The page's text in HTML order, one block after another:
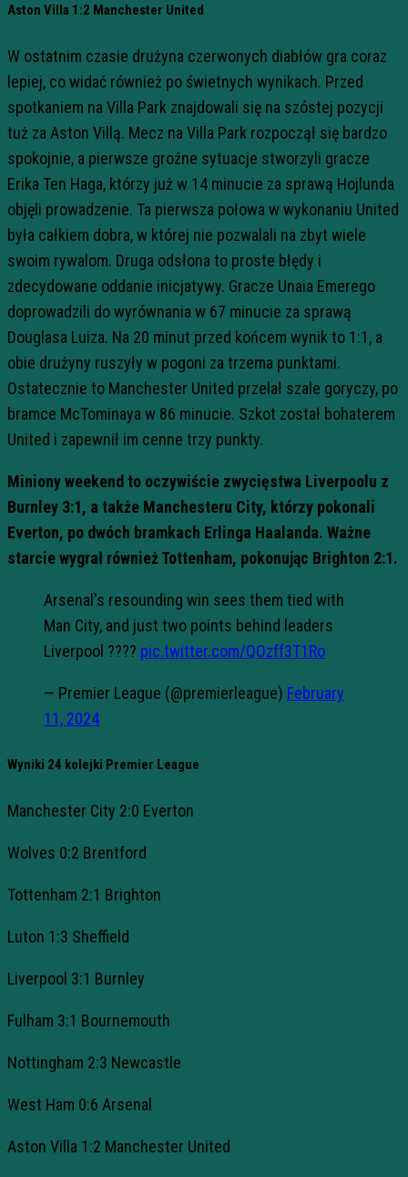
Aston Villa 1:2 Manchester United
W ostatnim czasie drużyna czerwonych diabłów gra coraz
lepiej, co widać również po świetnych wynikach. Przed
spotkaniem na Villa Park znajdowali się na szóstej pozycji
tuż za Aston Villą. Mecz na Villa Park rozpoczął się bardzo
spokojnie, a pierwsze groźne sytuacje stworzyli gracze
Erika Ten Haga, którzy już w 14 minucie za sprawą Hojlunda
objęli prowadzenie. Ta pierwsza połowa w wykonaniu United
była całkiem dobra, w której nie pozwalali na zbyt wiele
swoim rywalom. Druga odsłona to proste błędy i
zdecydowane oddanie inicjatywy. Gracze Unaia Emerego
doprowadzili do wyrównania w 67 minucie za sprawą
Douglasa Luiza. Na 20 minut przed końcem wynik to 1:1, a
obie drużyny ruszyły w pogoni za trzema punktami.
Ostatecznie to Manchester United przelał szale goryczy, po
bramce McTominaya w 86 minucie. Szkot został bohaterem
United i zapewnił im cenne trzy punkty.
Miniony weekend to oczywiście zwycięstwa Liverpoolu z
Burnley 3:1, a także Manchesteru City, którzy pokonali
Everton, po dwóch bramkach Erlinga Haalanda. Ważne
starcie wygrał również Tottenham, pokonując Brighton 2:1.
Arsenal's resounding win sees them tied with
Man City, and just two points behind leaders
Liverpool ???? pic.twitter.com/QOzff3T1Ro
— Premier League (@premierleague) February
11, 2024
Wyniki 24 kolejki Premier League
Manchester City 2:0 Everton
Wolves 0:2 Brentford
Tottenham 2:1 Brighton
Luton 1:3 Sheffield
Liverpool 3:1 Burnley
Fulham 3:1 Bournemouth
Nottingham 2:3 Newcastle
West Ham 0:6 Arsenal
Aston Villa 1:2 Manchester United